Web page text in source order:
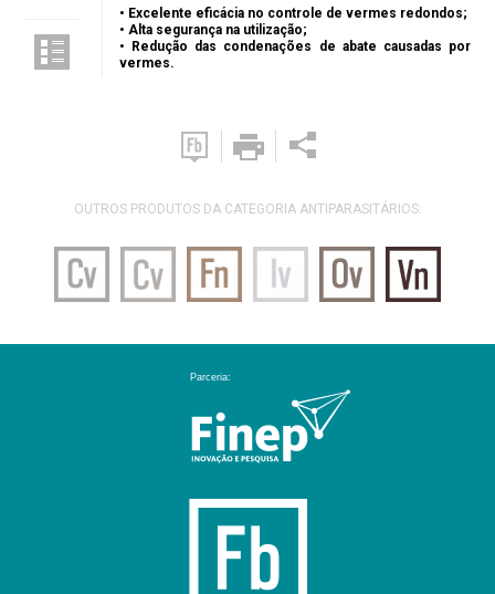
• Excelente eficácia no controle de vermes redondos;
• Alta segurança na utilização;
• Redução das condenações de abate causadas por
vermes.
OUTROS PRODUTOS DA CATEGORIA ANTIPARASITÁRIOS: